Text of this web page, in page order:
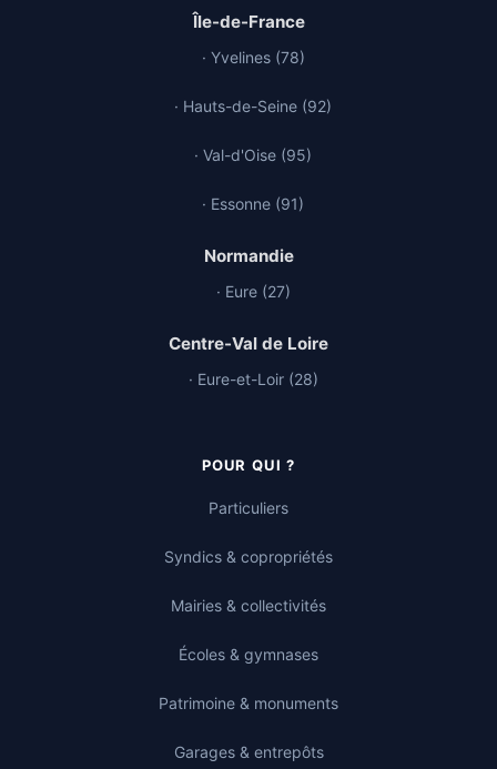
Île-de-France
· Yvelines (78)
· Hauts-de-Seine (92)
· Val-d'Oise (95)
· Essonne (91)
Normandie
· Eure (27)
Centre-Val de Loire
· Eure-et-Loir (28)
POUR QUI ?
Particuliers
Syndics & copropriétés
Mairies & collectivités
Écoles & gymnases
Patrimoine & monuments
Garages & entrepôts